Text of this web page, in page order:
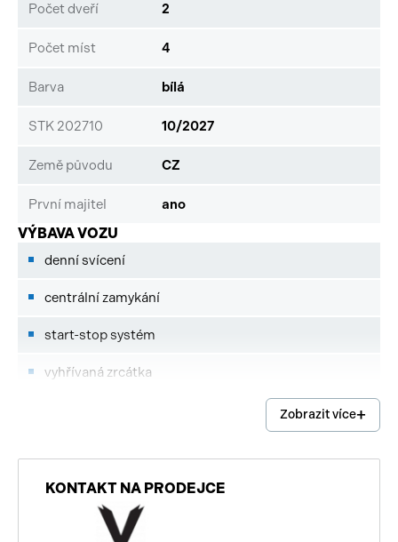
Počet dveří 2
Počet míst 4
Barva bílá
STK 202710 10/2027
Země původu CZ
První majitel ano
VÝBAVA VOZU
denní svícení
centrální zamykání
start-stop systém
vyhřívaná zrcátka
elektronická ruční brzda
Zobrazit více
KONTAKT NA PRODEJCE